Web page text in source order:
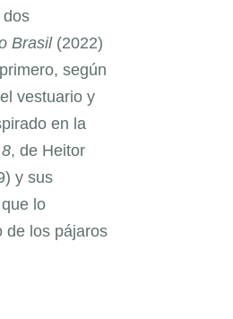
dos
Brasil (2022)
según
vestuario y
en la
, de Heitor
y sus
lo
de los pájaros